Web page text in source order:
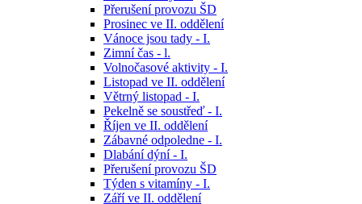
Přerušení provozu ŠD
Prosinec ve II. oddělení
Vánoce jsou tady - I.
Zimní čas - l.
Volnočasové aktivity - I.
Listopad ve II. oddělení
Větrný listopad - I.
Pekelně se soustřeď - I.
Říjen ve II. oddělení
Zábavné odpoledne - I.
Dlabání dýní - I.
Přerušení provozu ŠD
Týden s vitamíny - I.
Září ve II. oddělení